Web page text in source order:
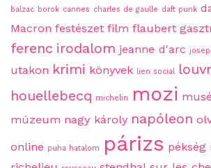
balzac borok cannes charles de gaulle daft punk
Macron festészet film flaubert
ferenc irodalom jeanne d'arc
utakon krimi könyvek lien social
houellebecq michelin mozi
múzeum nagy károly napóleon
online puha hatalom párizs pékség